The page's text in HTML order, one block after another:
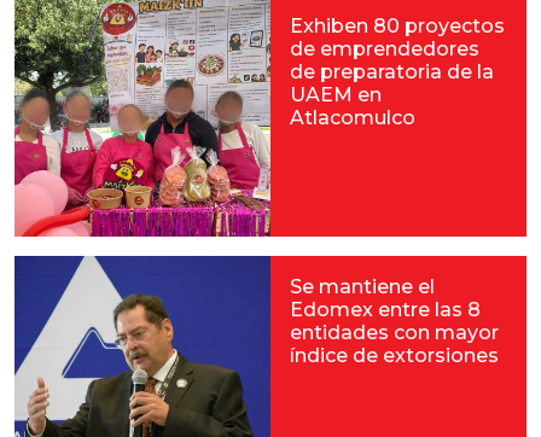
Exhiben 80 proyectos
de emprendedores
de preparatoria de la
UAEM en
Atlacomulco
Se mantiene el
Edomex entre las 8
entidades con mayor
índice de extorsiones